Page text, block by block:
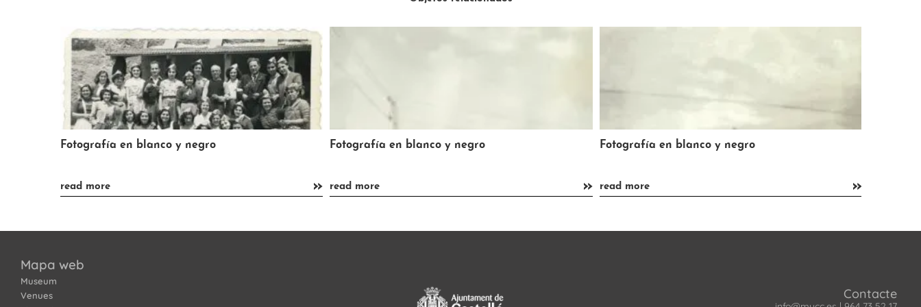
Fotografía en blanco y negro
read more »
Fotografía en blanco y negro
read more »
Fotografía en blanco y negro
read more »
Mapa web
Museum
Venues
Contacte